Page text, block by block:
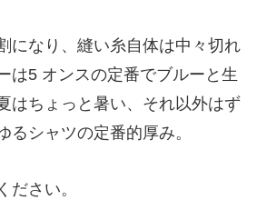
になり、縫い糸自体は中々切れ
は5 オンスの定番でブルーと生
はちょっと暑い、それ以外はず
るシャツの定番的厚み。
ださい。